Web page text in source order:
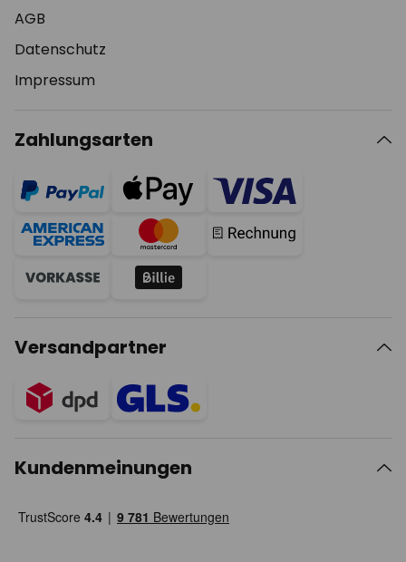
AGB
Datenschutz
Impressum
Zahlungsarten
Versandpartner
Kundenmeinungen